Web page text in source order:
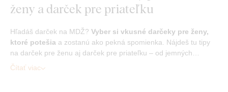
ženy a darček pre priateľku
Hľadáš darček na MDŽ? Vyber si vkusné darčeky pre ženy,
ktoré potešia a zostanú ako pekná spomienka. Nájdeš tu tipy
na darček pre ženu aj darček pre priateľku – od jemných…
Čítať viac